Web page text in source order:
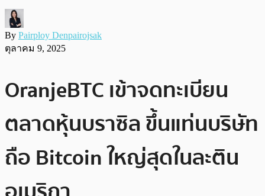
By Pairploy Denpairojsak
ตุลาคม 9, 2025
OranjeBTC เข้าจดทะเบียน
ตลาดหุ้นบราซิล ขึ้นแท่นบริษัท
ถือ Bitcoin ใหญ่สุดในละติน